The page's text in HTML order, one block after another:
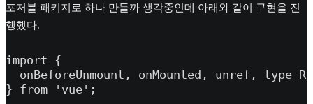
포저블 패키지로 하나 만들까 생각중인데 아래와 같이 구현을 진
행했다.
import {
onBeforeUnmount, onMounted, unref, type
} from 'vue';